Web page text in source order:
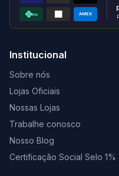
PIX AMEX
Institucional
Sobre nós
Lojas Oficiais
Nossas Lojas
Trabalhe conosco
Nosso Blog
Certificação Social Selo 1%